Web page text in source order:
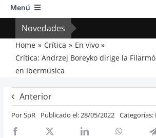
Menú
Inicio
Actual
Artículos
Previos de ópera
Entrevistas
Recomendación
Novedades
Home Crítica
En vivo
Crítica: Andrzej Boreyko dirige la
en Ibermúsica
Anterior
PorSpR Publicado el: 28/05/2022 Categorías: